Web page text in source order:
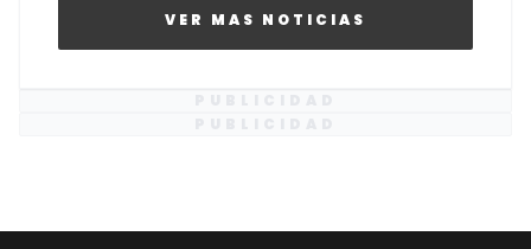
VER MAS NOTICIAS